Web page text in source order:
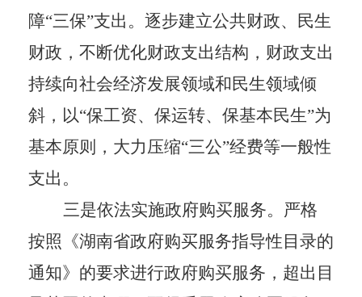
障“三保”支出。 逐步建立公共财政、民生
财政，不断优化财政支出结构，财政支出
持续向社会经济发展领域和民生领域倾
斜，以“保工资、保运转、保基本民生”为
基本原则，大力压缩“三公”经费等一般性
支出。
三是依法实施政府购买服务。 严格
按照《湖南省政府购买服务指导性目录的
通知》的要求进行政府购买服务，超出目